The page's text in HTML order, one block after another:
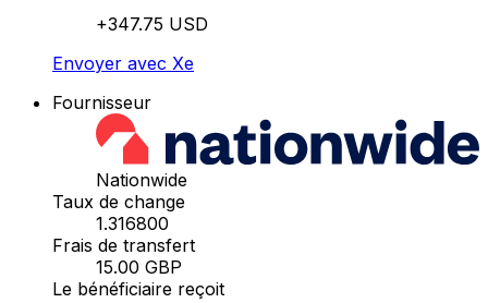
+347.75 USD
Envoyer avec Xe
Fournisseur
Nationwide
Taux de change
1.316800
Frais de transfert
15.00 GBP
Le bénéficiaire reçoit